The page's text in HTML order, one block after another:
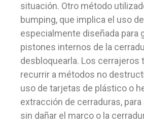
situación. Otro método
bumping, que implica el uso
especialmente diseñada para
pistones internos de la
desbloquearla. Los cerrajeros
recurrir a métodos no
uso de tarjetas de plástico o
extracción de cerraduras,
sin dañar el marco o la